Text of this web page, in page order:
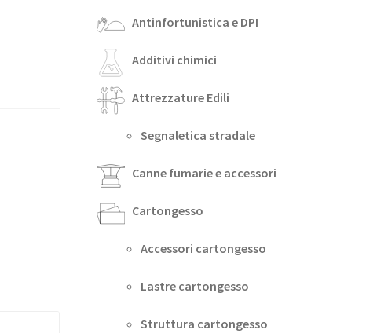
Antinfortunistica e DPI
Additivi chimici
Attrezzature Edili
Segnaletica stradale
Canne fumarie e accessori
Cartongesso
Accessori cartongesso
Lastre cartongesso
Struttura cartongesso